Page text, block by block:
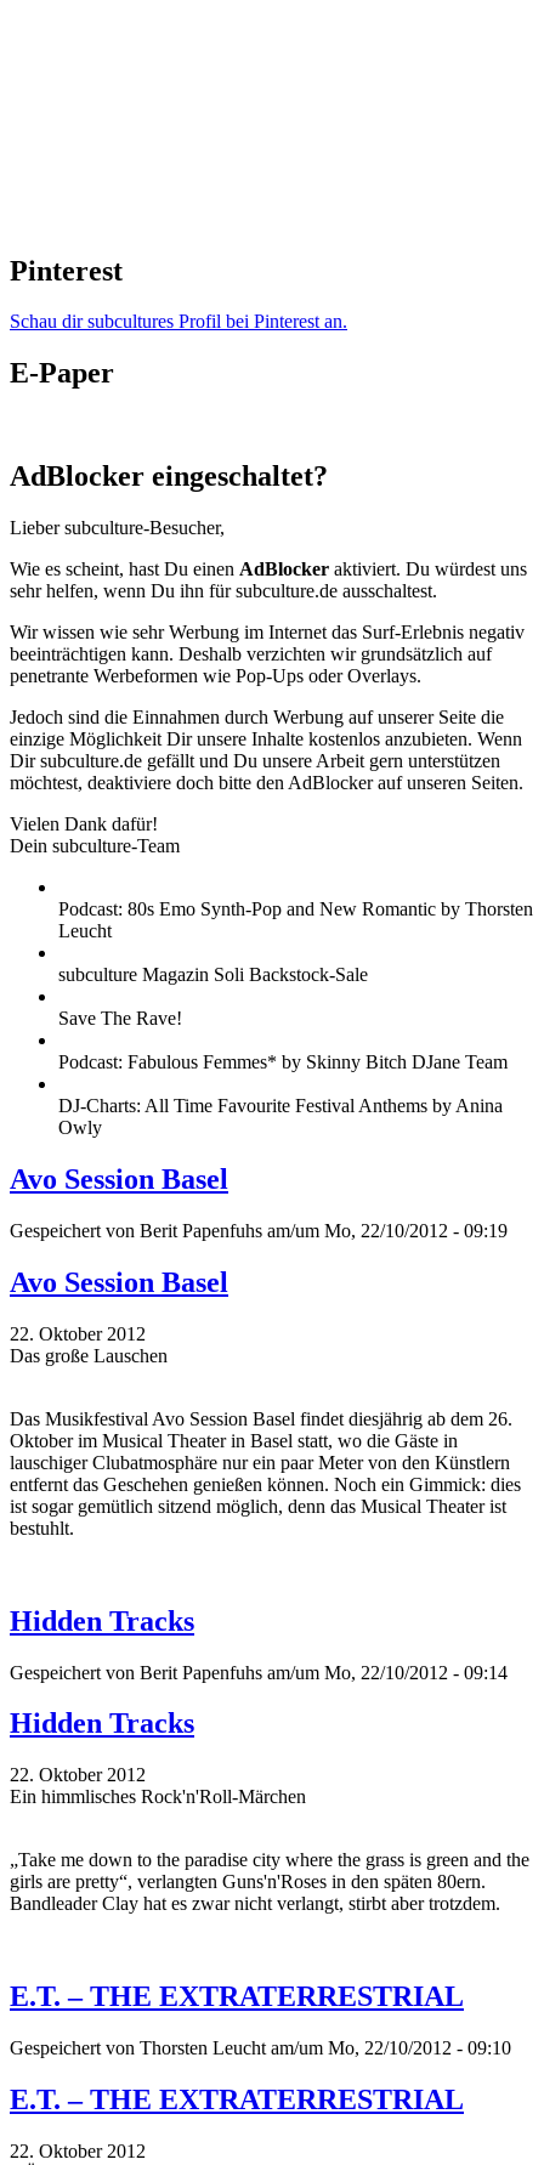
Pinterest
Schau dir subcultures Profil bei Pinterest an.
E-Paper
AdBlocker eingeschaltet?
Lieber subculture-Besucher,
Wie es scheint, hast Du einen AdBlocker aktiviert. Du würdest uns
sehr helfen, wenn Du ihn für subculture.de ausschaltest.
Wir wissen wie sehr Werbung im Internet das Surf-Erlebnis negativ
beeinträchtigen kann. Deshalb verzichten wir grundsätzlich auf
penetrante Werbeformen wie Pop-Ups oder Overlays.
Jedoch sind die Einnahmen durch Werbung auf unserer Seite die
einzige Möglichkeit Dir unsere Inhalte kostenlos anzubieten. Wenn
Dir subculture.de gefällt und Du unsere Arbeit gern unterstützen
möchtest, deaktiviere doch bitte den AdBlocker auf unseren Seiten.
Vielen Dank dafür!
Dein subculture-Team
Podcast: 80s Emo Synth-Pop and New Romantic by Thorsten
Leucht
subculture Magazin Soli Backstock-Sale
Save The Rave!
Podcast: Fabulous Femmes* by Skinny Bitch DJane Team
DJ-Charts: All Time Favourite Festival Anthems by Anina
Owly
Avo Session Basel
Gespeichert von Berit Papenfuhs am/um Mo, 22/10/2012 - 09:19
Avo Session Basel
22. Oktober 2012
Das große Lauschen
Das Musikfestival Avo Session Basel findet diesjährig ab dem 26.
Oktober im Musical Theater in Basel statt, wo die Gäste in
lauschiger Clubatmosphäre nur ein paar Meter von den Künstlern
entfernt das Geschehen genießen können. Noch ein Gimmick: dies
ist sogar gemütlich sitzend möglich, denn das Musical Theater ist
bestuhlt.
Hidden Tracks
Gespeichert von Berit Papenfuhs am/um Mo, 22/10/2012 - 09:14
Hidden Tracks
22. Oktober 2012
Ein himmlisches Rock'n'Roll-Märchen
„Take me down to the paradise city where the grass is green and the
girls are pretty“, verlangten Guns'n'Roses in den späten 80ern.
Bandleader Clay hat es zwar nicht verlangt, stirbt aber trotzdem.
E.T. – THE EXTRATERRESTRIAL
Gespeichert von Thorsten Leucht am/um Mo, 22/10/2012 - 09:10
E.T. – THE EXTRATERRESTRIAL
22. Oktober 2012